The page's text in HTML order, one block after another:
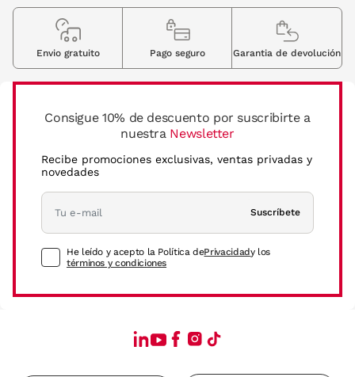
Consigue 10% de descuento por suscribirte a
nuestra Newsletter
Recibe promociones exclusivas, ventas privadas y
novedades
Suscríbete
He leído y acepto la Política dePrivacidady los
términos y condiciones
Envio gratuito Pago seguro Garantia de devolución